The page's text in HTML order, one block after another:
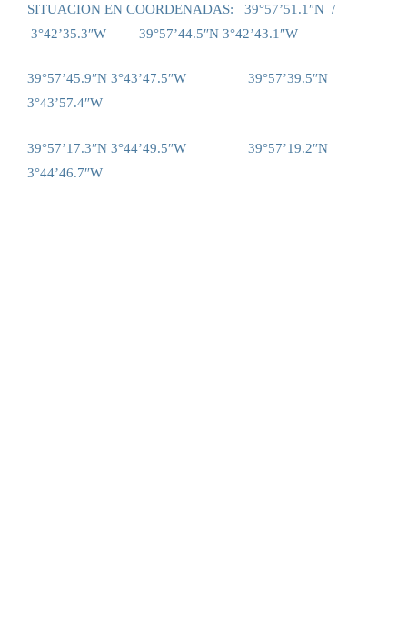
SITUACION EN COORDENADAS: 39°57’51.1″N /
3°42’35.3″W
39°57’44.5″N 3°42’43.1″W
39°57’45.9″N 3°43’47.5″W
39°57’39.5″N
3°43’57.4″W
39°57’17.3″N 3°44’49.5″W
39°57’19.2″N
3°44’46.7″W